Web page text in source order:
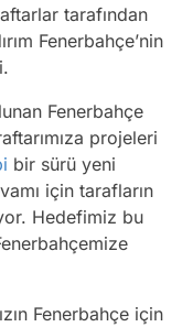
tarafından
Fenerbahçe’nin
Fenerbahçe
projeleri
bir sürü yeni
için tarafların
Hedefimiz bu
Fenerbahçe için